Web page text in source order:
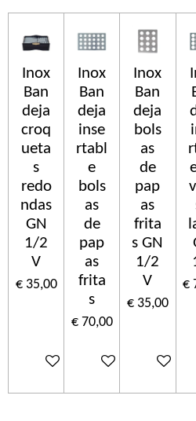
Inox
Ban
deja
croq
ueta
s
redo
ndas
GN
1/2
V
€ 35,00
In winkelwagen
Inox
Ban
deja
inse
rtabl
e
bols
as
de
pap
as
frita
s
€ 70,00
In winkelwagen
Inox
Ban
deja
bols
as
de
pap
as
frita
s GN
1/2
V
€ 35,00
In
€